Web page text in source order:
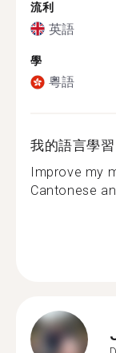
流利
英語
學
粵語
我的語言學
Improve my
Cantonese